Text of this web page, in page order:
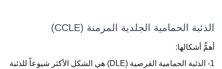
الذئبة الحمامية الجلدية المزمنة (CCLE)
أهمُّ أشكالها:
1- الذئبة الحمامية القرصية (DLE) هي الشكل الأكثر شيوعاً للذئبة